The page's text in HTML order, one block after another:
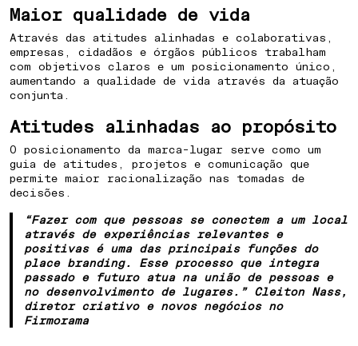
Maior qualidade de vida
Através das atitudes alinhadas e colaborativas,
empresas, cidadãos e órgãos públicos trabalham
com objetivos claros e um posicionamento único,
aumentando a qualidade de vida através da atuação
conjunta.
Atitudes alinhadas ao propósito
O posicionamento da marca-lugar serve como um
guia de atitudes, projetos e comunicação que
permite maior racionalização nas tomadas de
decisões.
“Fazer com que pessoas se conectem a um local
através de experiências relevantes e
positivas é uma das principais funções do
place branding. Esse processo que integra
passado e futuro atua na união de pessoas e
no desenvolvimento de lugares.” Cleiton Nass,
diretor criativo e novos negócios no
Firmorama